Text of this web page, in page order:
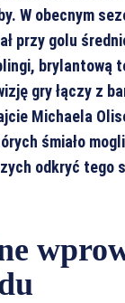
W obecnym
przy golu
brylantową
gry łączy z
Michaela
śmiało
odkryć tego